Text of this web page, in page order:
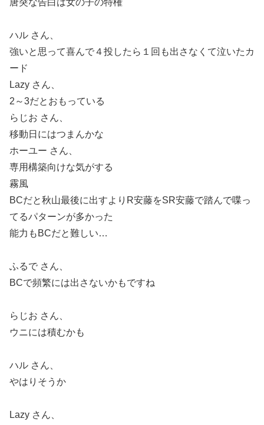
ハル さん、
強いと思って喜んで４投したら１回も出さなくて泣いたカ
ード
Lazy さん、
2～3だとおもっている
らじお さん、
移動日にはつまんかな
ホーユー さん、
専用構築向けな気がする
霧風
BCだと秋山最後に出すよりR安藤をSR安藤で踏んで喋っ
てるパターンが多かった
能力もBCだと難しい…
ふるで さん、
BCで頻繁には出さないかもですね
らじお さん、
ウニには積むかも
ハル さん、
やはりそうか
Lazy さん、